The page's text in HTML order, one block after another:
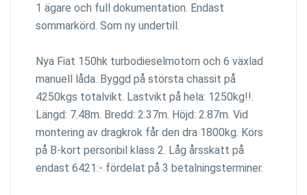
1 ägare och full dokumentation. Endast
sommarkörd. Som ny undertill.
Nya Fiat 150hk turbodieselmotorn och 6 växlad
manuell låda. Byggd på största chassit på
4250kgs totalvikt. Lastvikt på hela: 1250kg!!.
Längd: 7.48m. Bredd: 2.37m. Höjd: 2.87m. Vid
montering av dragkrok får den dra 1800kg. Körs
på B-kort personbil klass 2. Låg årsskatt på
endast 6421:- fördelat på 3 betalningsterminer.